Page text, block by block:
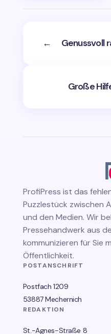
← Genussvoll
Große
ProfiPress ist das
Puzzlestück zwischen
und den Medien. Wir
Pressehandwerk aus
kommunizieren für Sie
Öffentlichkeit.
POSTANSCHRIFT
Postfach 1209
53887 Mechernich
REDAKTION
St.-Agnes-Straße 8